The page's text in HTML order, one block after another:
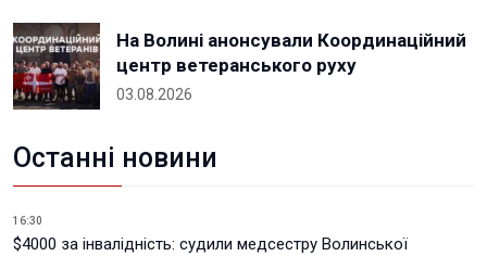
На Волині анонсували Координаційний
центр ветеранського руху
03.08.2026
Останні новини
16:30
$4000 за інвалідність: судили медсестру Волинської